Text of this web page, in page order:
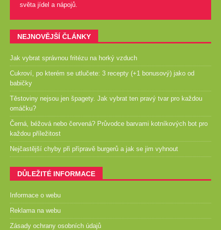
světa jídel a nápojů.
NEJNOVĚJŠÍ ČLÁNKY
Jak vybrat správnou fritézu na horký vzduch
Cukroví, po kterém se utlučete: 3 recepty (+1 bonusový) jako od
babičky
Těstoviny nejsou jen špagety. Jak vybrat ten pravý tvar pro každou
omáčku?
Černá, béžová nebo červená? Průvodce barvami kotníkových bot pro
každou příležitost
Nejčastější chyby při přípravě burgerů a jak se jim vyhnout
DŮLEŽITÉ INFORMACE
Informace o webu
Reklama na webu
Zásady ochrany osobních údajů